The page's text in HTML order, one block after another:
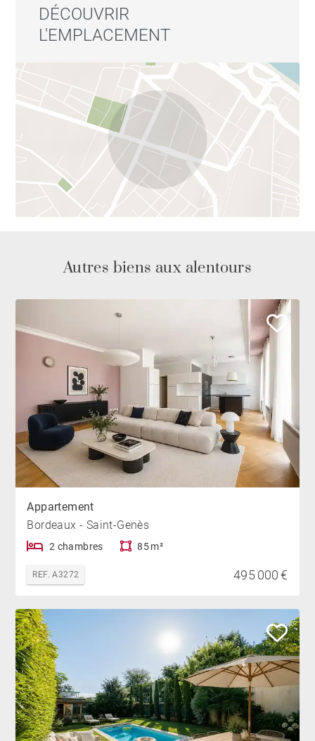
DÉCOUVRIR
L'EMPLACEMENT
Autres biens aux alentours
Appartement
Bordeaux - Saint-Genès
2 chambres 85 m²
REF. A3272 495 000 €